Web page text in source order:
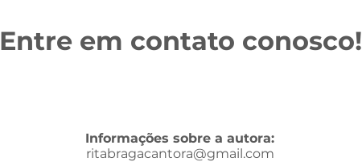
Entre em contato conosco!
Informações sobre a autora:
ritabragacantora@gmail.com